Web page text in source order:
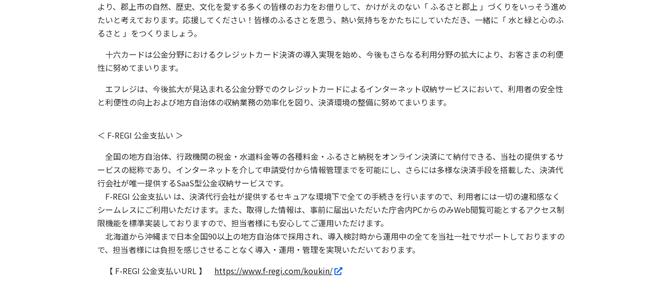
より、郡上市の自然、歴史、文化を愛する多くの皆様のお力をお借りして、かけがえのない「 ふるさと郡上 」づくりをいっそう進め
たいと考えております。応援してください！皆様のふるさとを思う、熱い気持ちをかたちにしていただき、一緒に「 水と緑と心のふ
るさと 」をつくりましょう。
十六カードは公金分野におけるクレジットカード決済の導入実現を始め、今後もさらなる利用分野の拡大により、お客さまの利便
性に努めてまいります。
エフレジは、今後拡大が見込まれる公金分野でのクレジットカードによるインターネット収納サービスにおいて、利用者の安全性
と利便性の向上および地方自治体の収納業務の効率化を図り、決済環境の整備に努めてまいります。
＜ F-REGI 公金支払い ＞
全国の地方自治体、行政機関の税金・水道料金等の各種料金・ふるさと納税をオンライン決済にて納付できる、当社の提供するサ
ービスの総称であり、インターネットを介して申請受付から情報管理までを可能にし、さらには多様な決済手段を搭載した、決済代
行会社が唯一提供するSaaS型公金収納サービスです。
F-REGI 公金支払い は、決済代行会社が提供するセキュアな環境下で全ての手続きを行いますので、利用者には一切の違和感なく
シームレスにご利用いただけます。また、取得した情報は、事前に届出いただいた庁舎内PCからのみWeb閲覧可能とするアクセス制
限機能を標準実装しておりますので、担当者様にも安心してご運用いただけます。
北海道から沖縄まで日本全国90以上の地方自治体で採用され、導入検討時から運用中の全てを当社一社でサポートしておりますの
で、担当者様には負担を感じさせることなく導入・運用・管理を実現いただいております。
【 F-REGI 公金支払いURL 】 https://www.f-regi.com/koukin/